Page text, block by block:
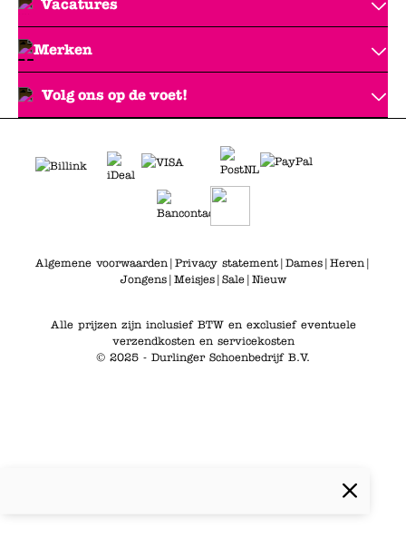
Vacatures
Merken
Volg ons op de voet!
Algemene voorwaarden| Privacy statement| Dames| Heren|
Jongens| Meisjes| Sale| Nieuw
Alle prijzen zijn inclusief BTW en exclusief eventuele
verzendkosten en servicekosten
© 2025 - Durlinger Schoenbedrijf B.V.